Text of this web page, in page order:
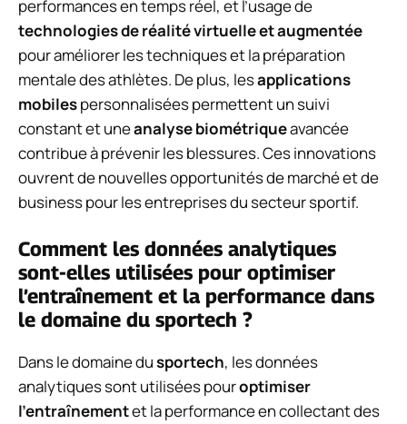
performances en temps réel, et l’usage de
technologies de réalité virtuelle et augmentée
pour améliorer les techniques et la préparation
mentale des athlètes. De plus, lesapplications
mobilespersonnalisées permettent un suivi
constant et uneanalyse biométriqueavancée
contribue à prévenir les blessures. Ces innovations
ouvrent de nouvelles opportunités de marché et de
business pour les entreprises du secteur sportif.
Comment les données analytiques
sont-elles utilisées pour optimiser
l’entraînement et la performance dans
le domaine du sportech ?
Dans le domaine dusportech, les données
analytiques sont utilisées pouroptimiser
l’entraînementet la performance en collectant des